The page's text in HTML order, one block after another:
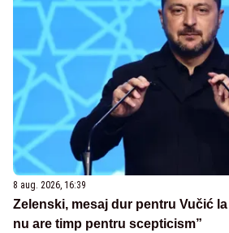
8 aug. 2026, 16:39
Zelenski, mesaj dur pentru Vučić
nu are timp pentru scepticism”